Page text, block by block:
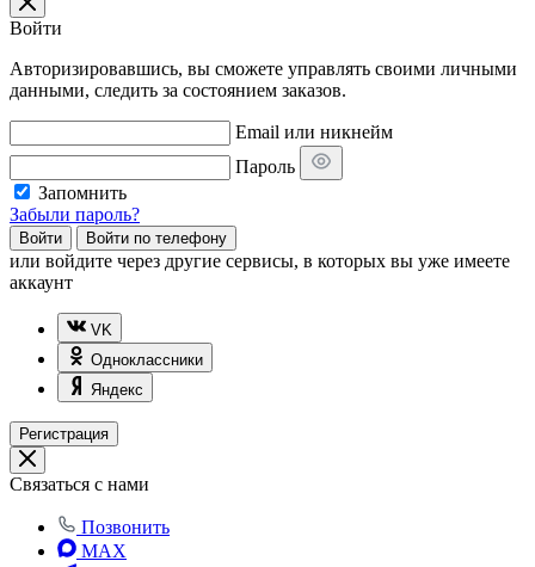
Войти
Авторизировавшись, вы сможете управлять своими личными
данными, следить за состоянием заказов.
Email или никнейм
Пароль
Запомнить
Забыли пароль?
Войти Войти по телефону
или войдите через другие сервисы, в которых вы уже имеете
аккаунт
VK
Одноклассники
Яндекс
Регистрация
Связаться с нами
Позвонить
MAX